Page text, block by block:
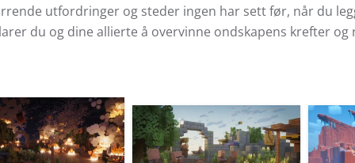
utfordringer og steder ingen har sett før, når du
du og dine allierte å overvinne ondskapens krefter og